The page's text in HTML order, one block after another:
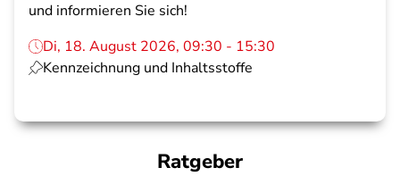
und informieren Sie sich!
Di, 18. August 2026, 09:30 - 15:30
Kennzeichnung und Inhaltsstoffe
Ratgeber